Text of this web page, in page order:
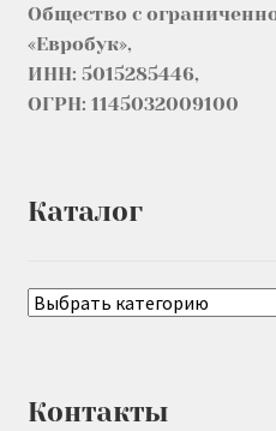
Общество с
«Евробук»,
ИНН: 5015285446,
ОГРН: 1145032009100
Каталог
Контакты